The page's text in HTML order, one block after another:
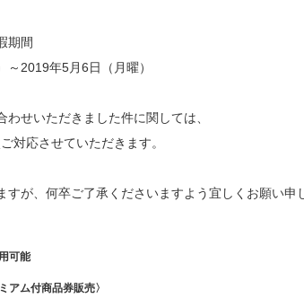
期間
2019年5月6日（月曜）
せいただきました件に関しては、
対応させていただきます。
すが、何卒ご了承くださいますよう宜しくお願い申
可能
アム付商品券販売〉